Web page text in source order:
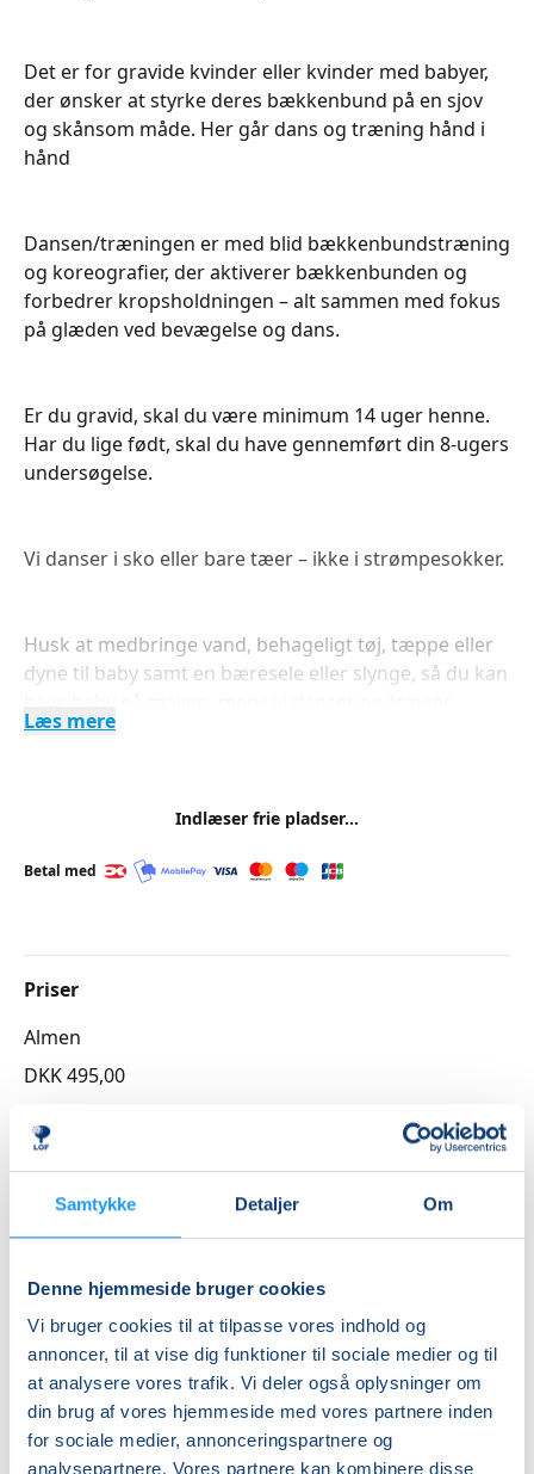
Samtykke Detaljer Om
Denne hjemmeside bruger cookies
Vi bruger cookies til at tilpasse vores indhold og
annoncer, til at vise dig funktioner til sociale medier og til
at analysere vores trafik. Vi deler også oplysninger om
din brug af vores hjemmeside med vores partnere inden
for sociale medier, annonceringspartnere og
analysepartnere. Vores partnere kan kombinere disse
Det er for gravide kvinder eller kvinder med babyer,
der ønsker at styrke deres bækkenbund på en sjov
og skånsom måde. Her går dans og træning hånd i
hånd
Dansen/træningen er med blid bækkenbundstræning
og koreografier, der aktiverer bækkenbunden og
forbedrer kropsholdningen – alt sammen med fokus
på glæden ved bevægelse og dans.
Er du gravid, skal du være minimum 14 uger henne.
Har du lige født, skal du have gennemført din 8-ugers
undersøgelse.
Vi danser i sko eller bare tæer – ikke i strømpesokker.
Husk at medbringe vand, behageligt tøj, tæppe eller
dyne til baby samt en bæresele eller slynge, så du kan
Har du tilmeldt dig et af vores
babysvømningshold skal du være opmærksom på, at
Det betyder, at tilmelding sker efter først-til-mølle
Spånager ikke kan holde en plads til dig til næste
sæson.
Ønsker du at gå flere sæsoner, kan du allerede nu
på kontoret på mail:
lof@lofvest.dk
eller på tlf.: 58 52
56 81.
Læs mere
Indlæser frie pladser...
Betal med
Priser
Almen
DKK 495,00
Info
onsdag 02.12.2026, kl. 10.00 - 11.00
Sidste mødegang
onsdag 27.01.2027, kl. 10.00 - 11.00
Antal mødegange
7mødegange